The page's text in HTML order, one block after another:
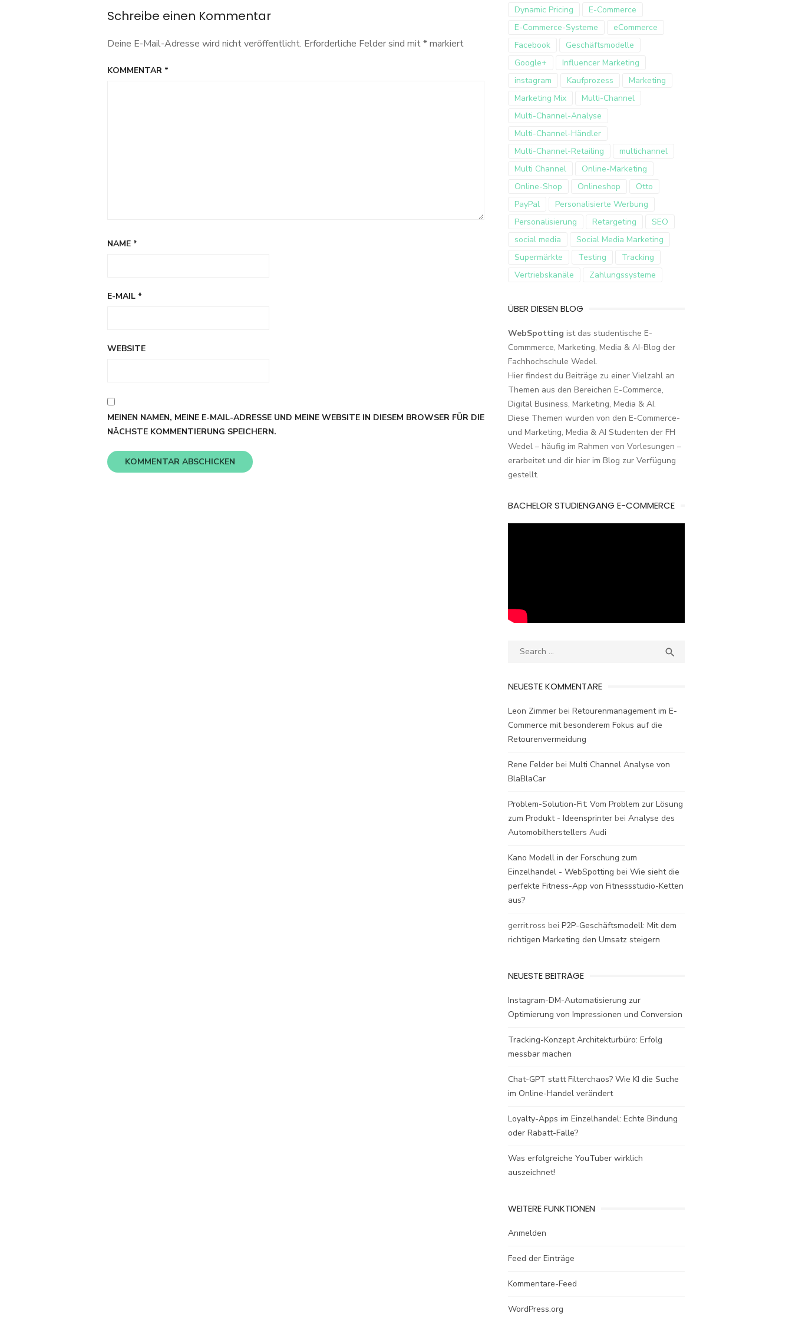
Schreibe einen Kommentar
Deine E-Mail-Adresse wird nicht veröffentlicht. Erforderliche Felder sind mit*markiert
KOMMENTAR *
NAME *
E-MAIL *
WEBSITE
MEINEN NAMEN, MEINE E-MAIL-ADRESSE UND MEINE WEBSITE IN DIESEM BROWSER FÜR DIE
NÄCHSTE KOMMENTIERUNG SPEICHERN.
Dynamic Pricing
E-Commerce
E-Commerce-Systeme
eCommerce
Facebook
Geschäftsmodelle
Google+
Influencer Marketing
instagram
Kaufprozess
Marketing
Marketing Mix
Multi-Channel
Multi-Channel-Analyse
Multi-Channel-Händler
Multi-Channel-Retailing
multichannel
Multi Channel
Online-Marketing
Online-Shop
Onlineshop
Otto
PayPal
Personalisierte Werbung
Personalisierung
Retargeting
SEO
social media
Social Media Marketing
Supermärkte
Testing
Tracking
Vertriebskanäle
Zahlungssysteme
ÜBER DIESEN BLOG
WebSpotting ist das studentische E-
Commmerce, Marketing, Media & AI-Blog der
Fachhochschule Wedel.
Hier findest du Beiträge zu einer Vielzahl an
Themen aus den Bereichen E-Commerce,
Digital Business, Marketing, Media & AI.
Diese Themen wurden von den E-Commerce-
und Marketing, Media & AI Studenten der FH
Wedel – häufig im Rahmen von Vorlesungen –
erarbeitet und dir hier im Blog zur Verfügung
gestellt.
BACHELOR STUDIENGANG E-COMMERCE
Search

NEUESTE KOMMENTARE
Leon Zimmer bei Retourenmanagement im E-
Commerce mit besonderem Fokus auf die
Retourenvermeidung
Rene Felder bei Multi Channel Analyse von
BlaBlaCar
Problem-Solution-Fit: Vom Problem zur Lösung
zum Produkt - Ideensprinter bei Analyse des
Automobilherstellers Audi
Kano Modell in der Forschung zum
Einzelhandel - WebSpotting bei Wie sieht die
perfekte Fitness-App von Fitnessstudio-Ketten
aus?
gerrit.ross bei P2P-Geschäftsmodell: Mit dem
richtigen Marketing den Umsatz steigern
NEUESTE BEITRÄGE
Instagram-DM-Automatisierung zur
Optimierung von Impressionen und Conversion
Tracking-Konzept Architekturbüro: Erfolg
messbar machen
Chat-GPT statt Filterchaos? Wie KI die Suche
im Online-Handel verändert
Loyalty-Apps im Einzelhandel: Echte Bindung
oder Rabatt-Falle?
Was erfolgreiche YouTuber wirklich
auszeichnet!
WEITERE FUNKTIONEN
Anmelden
Feed der Einträge
Kommentare-Feed
WordPress.org